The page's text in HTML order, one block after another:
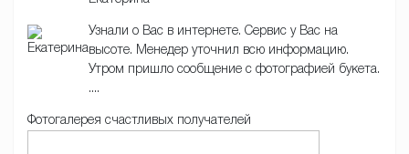
Узнали о Вас в интернете. Сервис у Вас на
высоте. Менедер уточнил всю информацию.
Утром пришло сообщение с фотографией букета.
....
Фотогалерея счастливых получателей